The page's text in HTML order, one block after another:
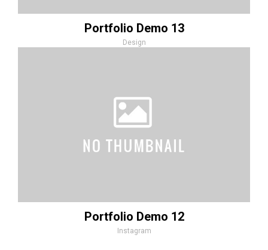
Portfolio Demo 13
Design
Portfolio Demo 12
Instagram